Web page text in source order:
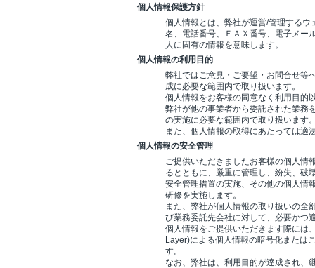
個人情報保護方針
個人情報とは、弊社が運営/管理する
名、電話番号、ＦＡＸ番号、電子メー
人に固有の情報を意味します。
個人情報の利用目的
弊社ではご意見・ご要望・お問合せ等
成に必要な範囲内で取り扱います。
個人情報をお客様の同意なく利用目的
弊社が他の事業者から委託された業務
の実施に必要な範囲内で取り扱います
また、個人情報の取得にあたっては適
個人情報の安全管理
ご提供いただきましたお客様の個人情
るとともに、厳重に管理し、紛失、破
安全管理措置の実施、その他の個人情
研修を実施します。
また、弊社が個人情報の取り扱いの全
び業務委託先会社に対して、必要かつ
個人情報をご提供いただきます際には
Layer)による個人情報の暗号化または
す。
なお、弊社は、利用目的が達成され、